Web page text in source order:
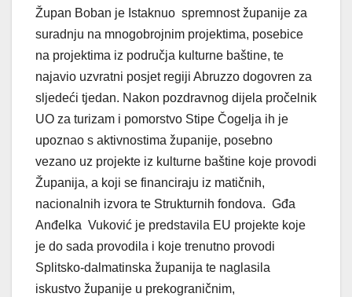
Župan Boban je Istaknuo spremnost županije za
suradnju na mnogobrojnim projektima, posebice
na projektima iz područja kulturne baštine, te
najavio uzvratni posjet regiji Abruzzo dogovren za
sljedeći tjedan. Nakon pozdravnog dijela pročelnik
UO za turizam i pomorstvo Stipe Čogelja ih je
upoznao s aktivnostima županije, posebno
vezano uz projekte iz kulturne baštine koje provodi
Županija, a koji se financiraju iz matičnih,
nacionalnih izvora te Strukturnih fondova. Gđa
Anđelka Vuković je predstavila EU projekte koje
je do sada provodila i koje trenutno provodi
Splitsko-dalmatinska županija te naglasila
iskustvo županije u prekograničnim,